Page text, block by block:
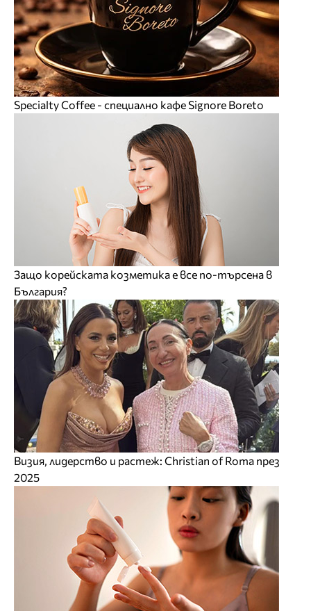
Specialty Coffee - специално кафе Signore Boreto
Защо корейската козметика е все по-търсена в
България?
Визия, лидерство и растеж: Christian of Roma през
2025